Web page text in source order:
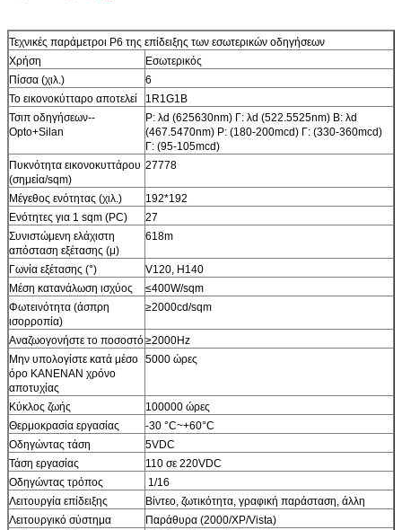
Τεχνικές παράμετροι P6 της επίδειξης των εσωτερικών οδηγήσεων
Χρήση
Εσωτερικός
Πίσσα (χιλ.)
6
Το εικονοκύτταρο αποτελεί
1R1G1B
Τσιπ οδηγήσεων--
Opto+Silan
Ρ: λd (625630nm) Γ: λd (522.5525nm) Β: λd
(467.5470nm) Ρ: (180-200mcd) Γ: (330-360mcd)
Γ: (95-105mcd)
Πυκνότητα εικονοκυττάρου
(σημεία/sqm)
27778
Μέγεθος ενότητας (χιλ.)
192*192
Ενότητες για 1 sqm (PC)
27
Συνιστώμενη ελάχιστη
απόσταση εξέτασης (μ)
618m
Γωνία εξέτασης (°)
V120, H140
Μέση κατανάλωση ισχύος
≤400W/sqm
Φωτεινότητα (άσπρη
ισορροπία)
≥2000cd/sqm
Αναζωογονήστε το ποσοστό≥2000Hz
Μην υπολογίστε κατά μέσο
όρο ΚΑΝΕΝΑΝ χρόνο
αποτυχίας
5000 ώρες
Κύκλος ζωής
100000 ώρες
Θερμοκρασία εργασίας
-30 °C~+60°C
Οδηγώντας τάση
5VDC
Τάση εργασίας
110 σε 220VDC
Οδηγώντας τρόπος
1/16
Λειτουργία επίδειξης
Βίντεο, ζωτικότητα, γραφική παράσταση, άλλη
Λειτουργικό σύστημα
Παράθυρα (2000/XP/Vista)